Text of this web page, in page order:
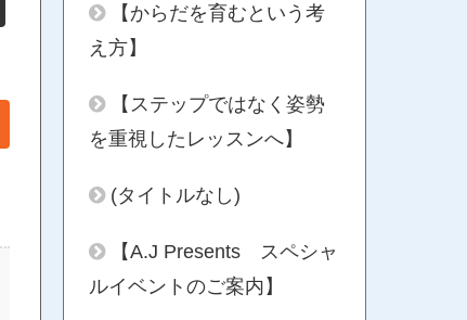
【からだを育むという考
え方】
【ステップではなく姿勢
を重視したレッスンへ】
(タイトルなし)
【A.J Presents スペシャ
ルイベントのご案内】